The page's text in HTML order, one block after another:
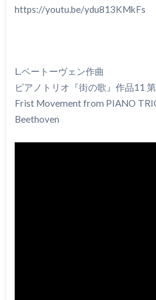
https://youtu.be/ydu813KMkFs
L.ベートーヴェン作曲
ピアノトリオ『街の歌』作品11
Frist Movement from PIANO
Beethoven